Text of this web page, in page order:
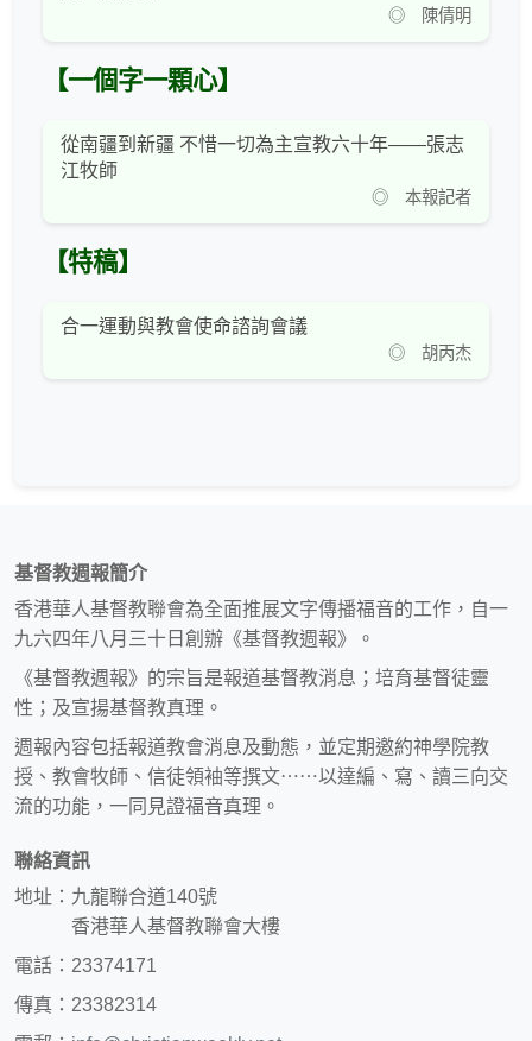
◎ 陳倩明
【一個字一顆心】
從南疆到新疆 不惜一切為主宣教六十年——張志
江牧師
◎ 本報記者
【特稿】
合一運動與教會使命諮詢會議
◎ 胡丙杰
基督教週報簡介
香港華人基督教聯會為全面推展文字傳播福音的工作，自一
九六四年八月三十日創辦《基督教週報》。
《基督教週報》的宗旨是報道基督教消息；培育基督徒靈
性；及宣揚基督教真理。
週報內容包括報道教會消息及動態，並定期邀約神學院教
授、教會牧師、信徒領袖等撰文⋯⋯以達編、寫、讀三向交
流的功能，一同見證福音真理。
聯絡資訊
地址：九龍聯合道140號
香港華人基督教聯會大樓
電話：23374171
傳真：23382314